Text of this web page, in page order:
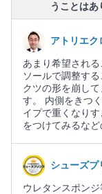
うことはあ
アトリエク
あまり希望され
ソールで調整す
クツの形を崩し
す。 内側をきつ
イプで重くなり
をつけてみるなど
シューズプ
ウレタンスポン